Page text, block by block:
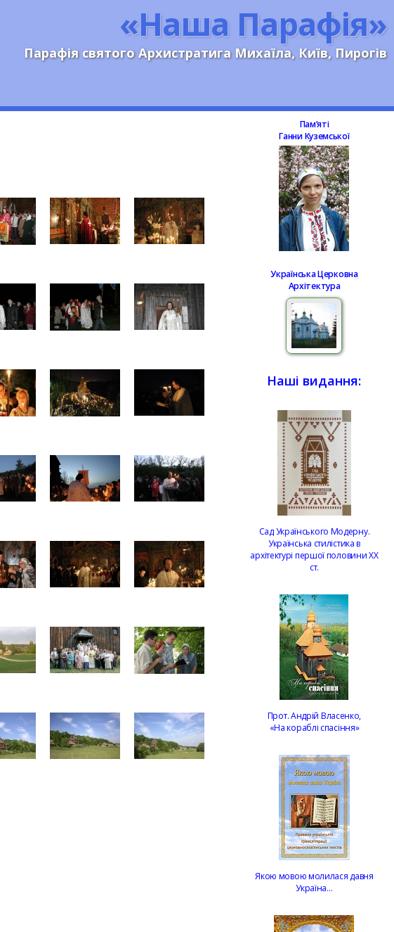
«Наша Парафія»
Парафія святого Архистратига Михаїла, Київ, Пирогів
Памʼяті
Ганни Куземської
Українська Церковна
Архітектура
Наші видання:
Сад Українського Модерну.
Українська стилістика в
архітектурі першої половини ХХ
ст.
Прот. Андрій Власенко,
«На кораблі спасіння»
Якою мовою молилася давня
Україна…